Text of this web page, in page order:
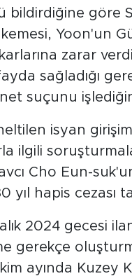
bildirdiğine göre
Yoon'un
zarar
sağladığı
suçunu
isyan
ilgili
Cho Eun-
yıl hapis cezası
2024 gecesi
gerekçe
ayında Kuzey